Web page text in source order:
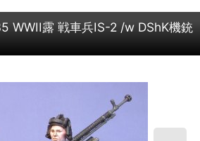
WWII露 戦車兵IS-2 /w DShK機銃